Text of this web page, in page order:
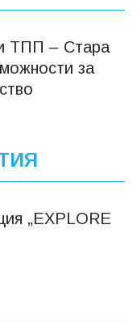
ТПП – Стара
за
„EXPLORE